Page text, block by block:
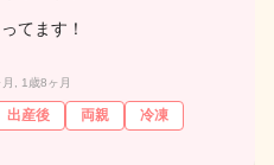
てます！
, 1歳8ヶ月
出産後 両親
冷凍